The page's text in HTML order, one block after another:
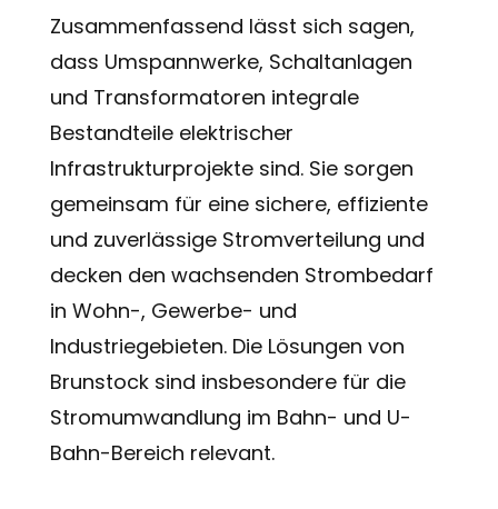
Zusammenfassend lässt sich sagen,
dass Umspannwerke, Schaltanlagen
und Transformatoren integrale
Bestandteile elektrischer
Infrastrukturprojekte sind. Sie sorgen
gemeinsam für eine sichere, effiziente
und zuverlässige Stromverteilung und
decken den wachsenden Strombedarf
in Wohn-, Gewerbe- und
Industriegebieten. Die Lösungen von
Brunstock sind insbesondere für die
Stromumwandlung im Bahn- und U-
Bahn-Bereich relevant.